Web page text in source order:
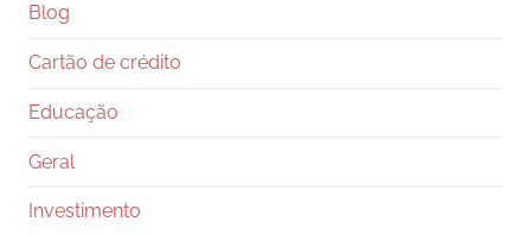
Blog
Cartão de crédito
Educação
Geral
Investimento